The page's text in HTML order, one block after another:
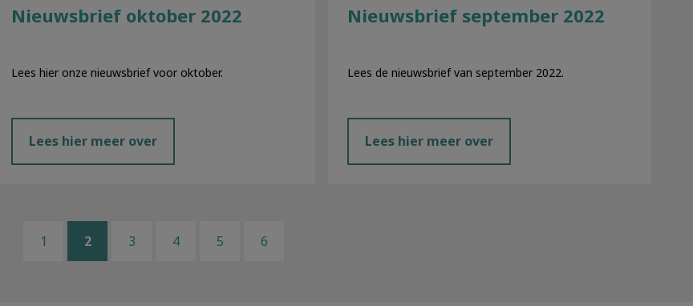
Nieuwsbrief oktober 2022
Lees hier onze nieuwsbrief voor oktober.
Lees hier meer over
Nieuwsbrief september 2022
Lees de nieuwsbrief van september 2022.
Lees hier meer over
1 2 3 4 5 6